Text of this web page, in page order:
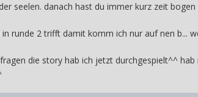
seelen. danach hast du immer kurz zeit
runde 2 trifft damit komm ich nur auf nen b...
die story hab ich jetzt durchgespielt^^